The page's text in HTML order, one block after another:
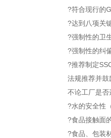
?符合现行的
?达到八项关
?强制性的卫
?强制性的纠
?推荐制定
法规推荐并
不论工厂是
?水的安全性
?食品接触面
?食品、包装